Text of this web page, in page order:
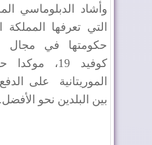
وأشاد الدبلوماسي
التي تعرفها المملكة
حكومتها في مجال
كوفيد 19،
الموريتانية
على
بين البلدين نحو الأفضل.